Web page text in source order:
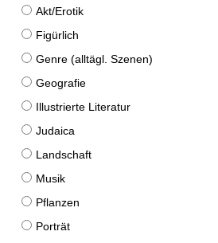
Akt/Erotik
Figürlich
Genre (alltägl. Szenen)
Geografie
Illustrierte Literatur
Judaica
Landschaft
Musik
Pflanzen
Porträt